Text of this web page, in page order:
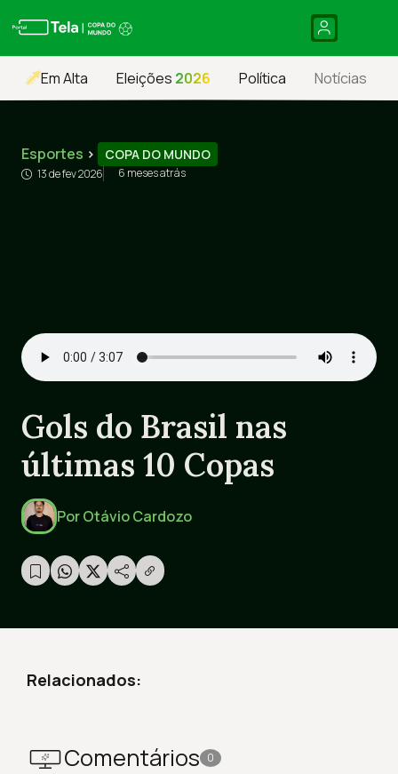
Em Alta Eleições 2026 Política Notícias
Esportes › COPA DO MUNDO
13 de fev 2026 6 meses atrás
Gols do Brasil nas
últimas 10 Copas
PorOtávio Cardozo
Relacionados:
Comentários 0